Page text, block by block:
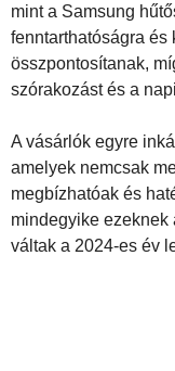
mint a Samsung
fenntarthatóságra és
összpontosítanak,
szórakozást és a
A vásárlók egyre
amelyek nemcsak
megbízhatóak és
mindegyike ezeknek
váltak a 2024-es év